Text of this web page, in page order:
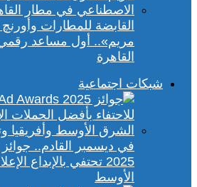
القابضة للمطارات
مريم».. أول مساعد
القاهرة
شبكات اجتماعية
2025 تحتفي بالإبداع
الأوسط